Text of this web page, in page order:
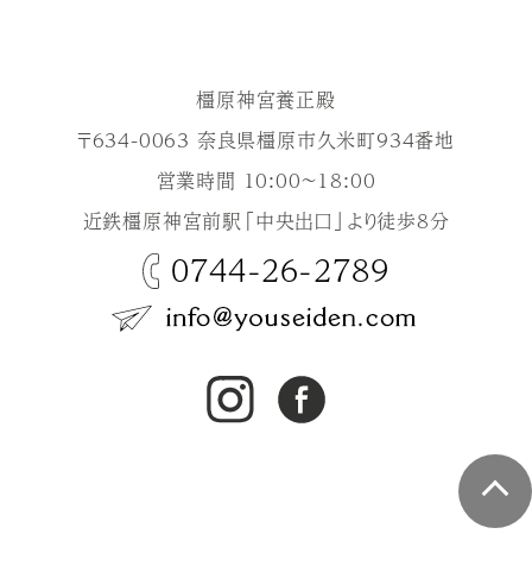
橿原神宮養正殿
〒634-0063 奈良県橿原市久米町934番地
営業時間 10:00～18:00
近鉄橿原神宮前駅「中央出口」より徒歩8分
0744-26-2789